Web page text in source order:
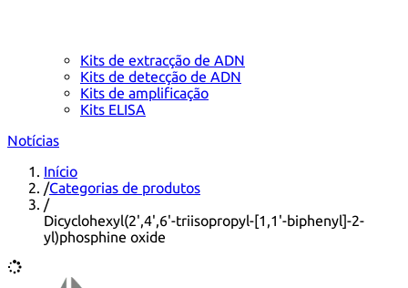
Kits de extracção de ADN
Kits de detecção de ADN
Kits de amplificação
Kits ELISA
Notícias
Início
/Categorias de produtos
/
Dicyclohexyl(2',4',6'-triisopropyl-[1,1'-biphenyl]-2-
yl)phosphine oxide